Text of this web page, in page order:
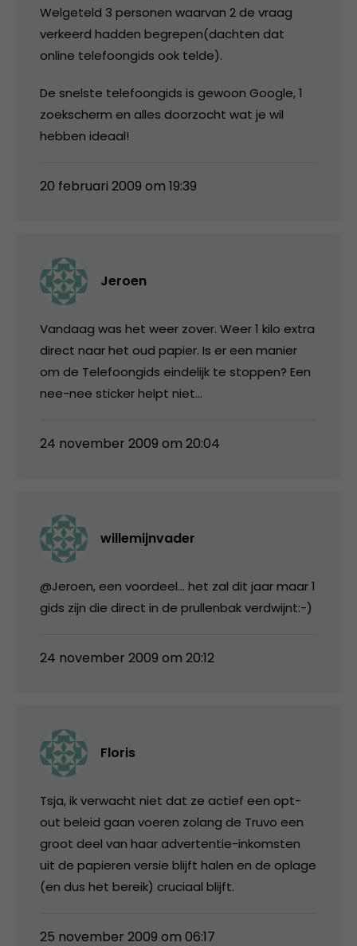
Welgeteld 3 personen waarvan 2 de vraag
verkeerd hadden begrepen(dachten dat
online telefoongids ook telde).
De snelste telefoongids is gewoon Google, 1
zoekscherm en alles doorzocht wat je wil
hebben ideaal!
20 februari 2009 om 19:39
Jeroen
Vandaag was het weer zover. Weer 1 kilo extra
direct naar het oud papier. Is er een manier
om de Telefoongids eindelijk te stoppen? Een
nee-nee sticker helpt niet…
24 november 2009 om 20:04
willemijnvader
@Jeroen, een voordeel… het zal dit jaar maar 1
gids zijn die direct in de prullenbak verdwijnt:-)
24 november 2009 om 20:12
Floris
Tsja, ik verwacht niet dat ze actief een opt-
out beleid gaan voeren zolang de Truvo een
groot deel van haar advertentie-inkomsten
uit de papieren versie blijft halen en de oplage
(en dus het bereik) cruciaal blijft.
25 november 2009 om 06:17